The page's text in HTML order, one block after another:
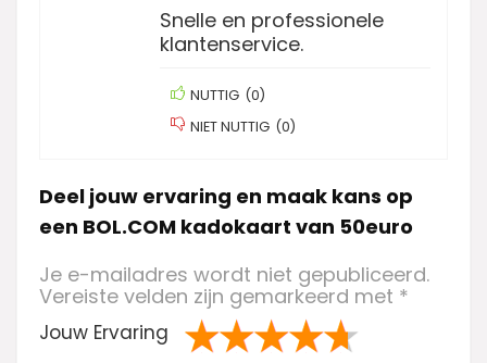
Snelle en professionele
klantenservice.
NUTTIG (0)
NIET NUTTIG (0)
Deel jouw ervaring en maak kans op
een BOL.COM kadokaart van 50euro
Je e-mailadres wordt niet gepubliceerd.
Vereiste velden zijn gemarkeerd met *
Jouw Ervaring